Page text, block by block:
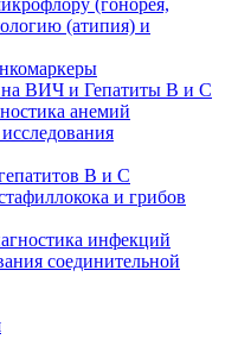
(гонорея,
(атипия) и
ВИЧ и Гепатиты B и C
анемий
B и C
и грибов
инфекций
соединительной